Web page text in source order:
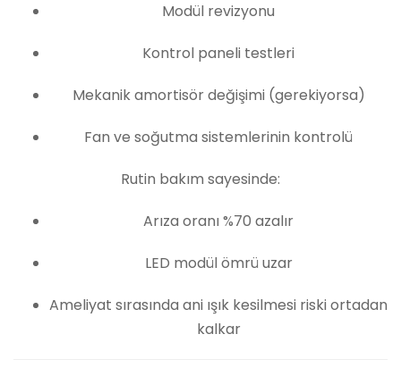
Modül revizyonu
Kontrol paneli testleri
Mekanik amortisör değişimi (gerekiyorsa)
Fan ve soğutma sistemlerinin kontrolü
Rutin bakım sayesinde:
Arıza oranı %70 azalır
LED modül ömrü uzar
Ameliyat sırasında ani ışık kesilmesi riski ortadan
kalkar